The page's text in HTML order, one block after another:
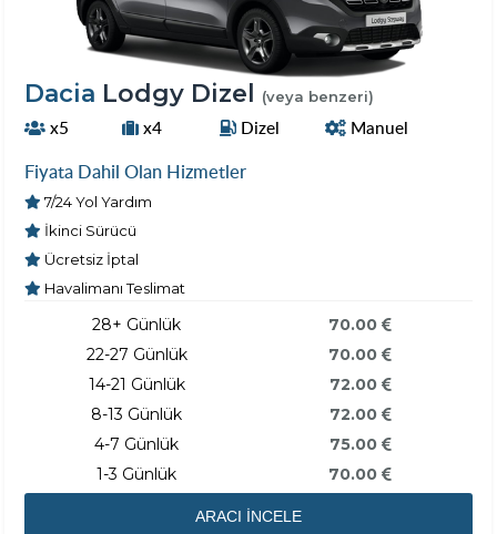
Dacia Lodgy Dizel (veya benzeri)
x5 x4 Dizel Manuel
Fiyata Dahil Olan Hizmetler
7/24 Yol Yardım
İkinci Sürücü
Ücretsiz İptal
Havalimanı Teslimat
28+ Günlük
22-27 Günlük
14-21 Günlük
8-13 Günlük
4-7 Günlük
1-3 Günlük
70.00
70.00
72.00
72.00
75.00
70.00
ARACI İNCELE